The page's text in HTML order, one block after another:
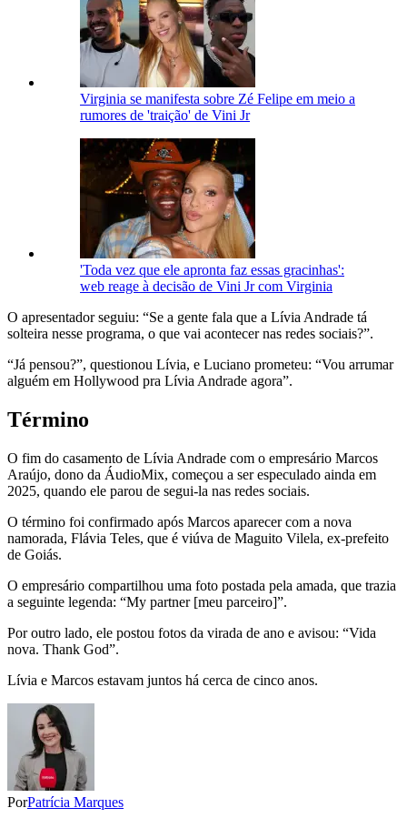
Virginia se manifesta sobre Zé Felipe em meio a
rumores de 'traição' de Vini Jr
'Toda vez que ele apronta faz essas gracinhas':
web reage à decisão de Vini Jr com Virginia
O apresentador seguiu: “Se a gente fala que a Lívia Andrade tá
solteira nesse programa, o que vai acontecer nas redes sociais?”.
“Já pensou?”, questionou Lívia, e Luciano prometeu: “Vou arrumar
alguém em Hollywood pra Lívia Andrade agora”.
Término
O fim do casamento de Lívia Andrade com o empresário Marcos
Araújo, dono da ÁudioMix, começou a ser especulado ainda em
2025, quando ele parou de segui-la nas redes sociais.
O término foi confirmado após Marcos aparecer com a nova
namorada, Flávia Teles, que é viúva de Maguito Vilela, ex-prefeito
de Goiás.
O empresário compartilhou uma foto postada pela amada, que trazia
a seguinte legenda: “My partner [meu parceiro]”.
Por outro lado, ele postou fotos da virada de ano e avisou: “Vida
nova. Thank God”.
Lívia e Marcos estavam juntos há cerca de cinco anos.
PorPatrícia Marques